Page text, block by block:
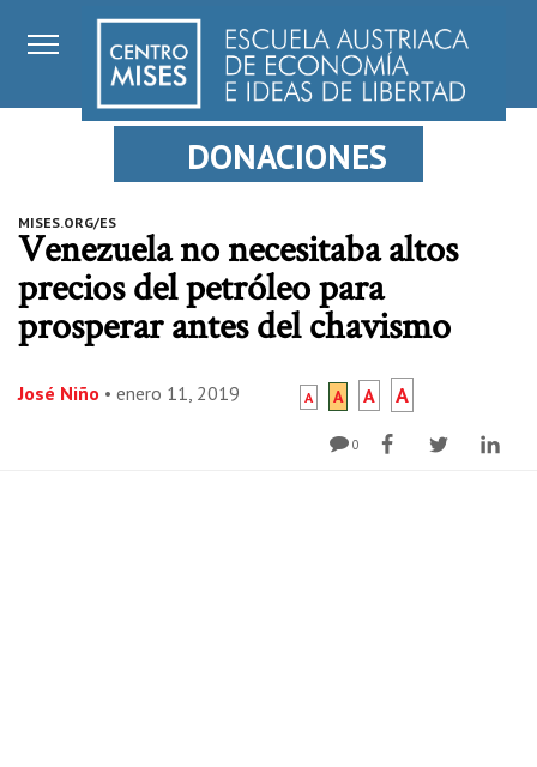
DONACIONES
MISES.ORG/ES
Venezuela no necesitaba altos
precios del petróleo para
prosperar antes del chavismo
José Niño • enero 11, 2019 A A A A
0